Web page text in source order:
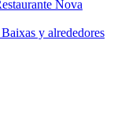
Nova
y alrededores